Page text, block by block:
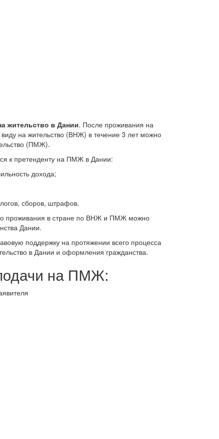
жительство в Дании. После проживания на
на жительство (ВНЖ) в течение 3 лет можно
(ПМЖ).
к претенденту на ПМЖ в Дании:
дохода;
сборов, штрафов.
проживания в стране по ВНЖ и ПМЖ можно
Дании.
поддержку на протяжении всего процесса
в Дании и оформления гражданства.
на ПМЖ: